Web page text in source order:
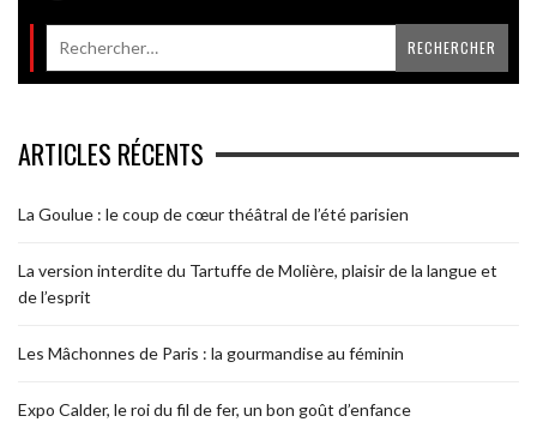
ARTICLES RÉCENTS
La Goulue : le coup de cœur théâtral de l’été parisien
La version interdite du Tartuffe de Molière, plaisir de la langue et
de l’esprit
Les Mâchonnes de Paris : la gourmandise au féminin
Expo Calder, le roi du fil de fer, un bon goût d’enfance